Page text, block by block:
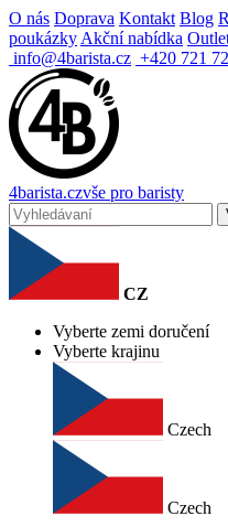
O nás Doprava Kontakt Blog
poukázky Akční nabídka
info@4barista.cz +420 721
4barista.czvše pro baristy
CZ
Vyberte zemi doručení
Vyberte krajinu
Czech
Czech